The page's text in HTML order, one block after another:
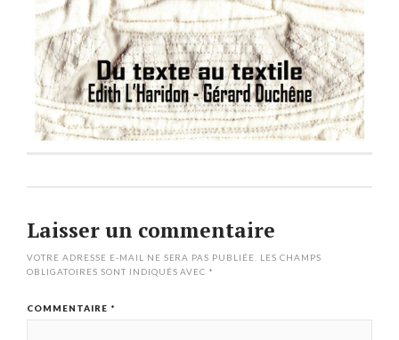
Laisser un commentaire
VOTRE ADRESSE E-MAIL NE SERA PAS PUBLIÉE.
LES CHAMPS
OBLIGATOIRES SONT INDIQUÉS AVEC *
COMMENTAIRE *